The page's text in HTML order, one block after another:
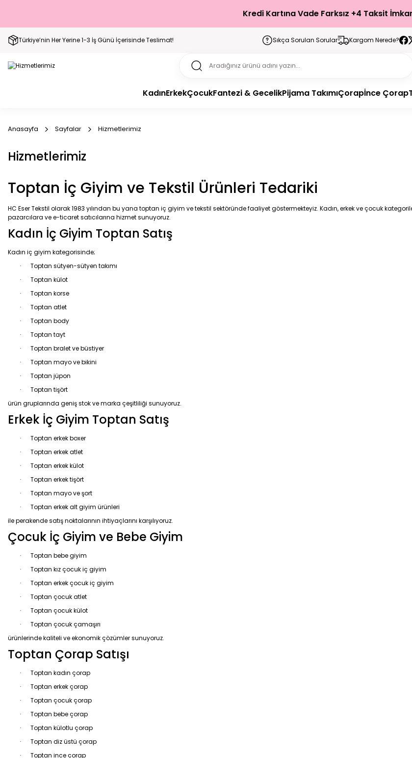
Kredi Kartına Vade Farksız +4 Taksit
Türkiye’nin Her Yerine 1-3 İş Günü İçerisinde
Türkiye’nin Her Yerine 1-3 İş Günü İçerisinde Teslimat! Sıkça Sorulan Sorular Kargom Nerede?
KadınErkekÇocukFantezi & GecelikPijama TakımıÇorapİnce Çorap
Anasayfa Sayfalar Hizmetlerimiz
Hizmetlerimiz
Toptan İç Giyim ve Tekstil Ürünleri Tedariki
HC Eser Tekstil olarak 1983 yılından bu yana toptan iç giyim ve tekstil sektöründe faaliyet göstermekteyiz. Kadın, erkek ve çocuk
pazarcılara ve e-ticaret satıcılarına hizmet sunuyoruz.
Kadın İç Giyim Toptan Satış
Kadın iç giyim kategorisinde;
· Toptan sütyen-sütyen takımı
· Toptan külot
· Toptan korse
· Toptan atlet
· Toptan body
· Toptan tayt
· Toptan bralet ve büstiyer
· Toptan mayo ve bikini
· Toptan jüpon
·
Toptan tişört
ürün gruplarında geniş stok ve marka çeşitliliği sunuyoruz.
Erkek İç Giyim Toptan Satış
· Toptan erkek boxer
· Toptan erkek atlet
· Toptan erkek külot
· Toptan erkek tişört
· Toptan mayo ve şort
·
Toptan erkek alt giyim ürünleri
ile perakende satış noktalarının ihtiyaçlarını karşılıyoruz.
Çocuk İç Giyim ve Bebe Giyim
· Toptan bebe giyim
· Toptan kız çocuk iç giyim
· Toptan erkek çocuk iç giyim
· Toptan çocuk atlet
· Toptan çocuk külot
·
Toptan çocuk çamaşırı
ürünlerinde kaliteli ve ekonomik çözümler sunuyoruz.
Toptan Çorap Satışı
· Toptan kadın çorap
· Toptan erkek çorap
· Toptan çocuk çorap
· Toptan bebe çorap
· Toptan külotlu çorap
· Toptan diz üstü çorap
· Toptan ince çorap